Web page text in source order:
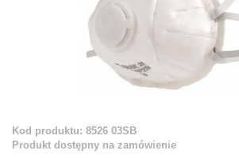
Kod produktu: 8526 03SB
Produkt dostępny na zamówienie